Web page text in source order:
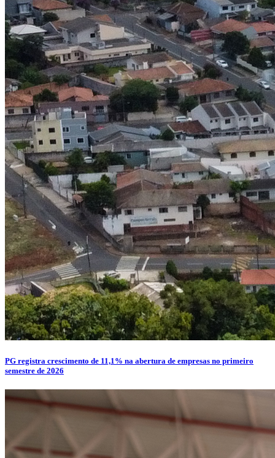
PG registra crescimento de 11,1% na abertura de empresas no primeiro
semestre de 2026